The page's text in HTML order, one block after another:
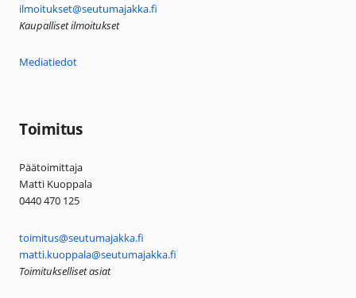
ilmoitukset@seutumajakka.fi
Kaupalliset ilmoitukset
Mediatiedot
Toimitus
Päätoimittaja
Matti Kuoppala
0440 470 125
toimitus@seutumajakka.fi
matti.kuoppala@seutumajakka.fi
Toimitukselliset asiat